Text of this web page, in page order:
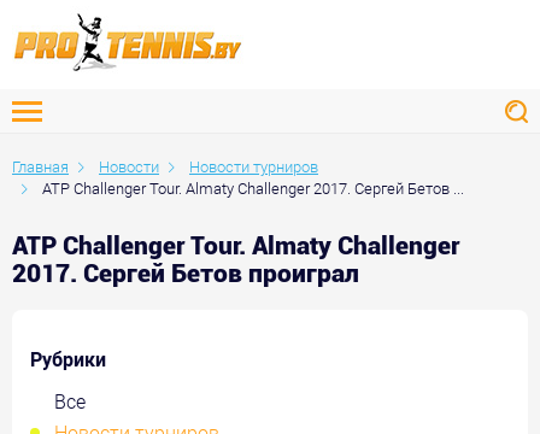
Главная Новости
Новости турниров
ATP Challenger Tour. Almaty Challenger 2017. Сергей Бетов ...
ATP Challenger Tour. Almaty Challenger
2017. Сергей Бетов проиграл
Рубрики
Все